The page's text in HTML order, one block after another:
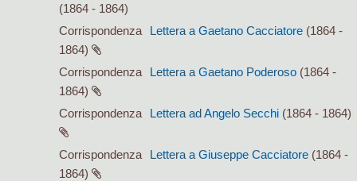
(1864 - 1864)
Corrispondenza
Lettera a Gaetano Cacciatore (1864 -
1864)
Corrispondenza
Lettera a Gaetano Poderoso (1864 -
1864)
Corrispondenza
Lettera ad Angelo Secchi (1864 - 1864)
Corrispondenza Lettera a Giuseppe Cacciatore (1864 -
1864)